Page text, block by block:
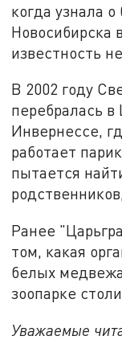
когда узнала
Новосибирска
известность
В 2002 году
перебралась
Инвернессе,
работает
пытается
Ранее
том, какая
белых
зоопарке
Уважаемые